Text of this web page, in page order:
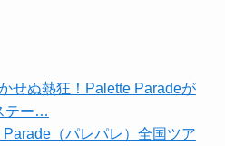
せぬ熱狂！Palette Paradeが
テー…
（パレパレ）全国ツア